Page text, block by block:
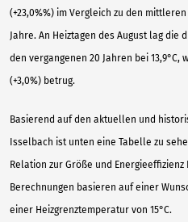
(+23,0%%) im Vergleich zu den
Jahre. An Heiztagen des August lag
den vergangenen 20 Jahren bei 13,9°C,
(+3,0%) betrug.
Basierend auf den aktuellen und
Isselbach ist unten eine Tabelle zu
Relation zur Größe und
Berechnungen basieren auf einer
einer Heizgrenztemperatur von 15°C.